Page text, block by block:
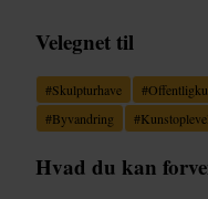
Velegnet til
#Skulpturhave #
#Byvandring #
Hvad du kan